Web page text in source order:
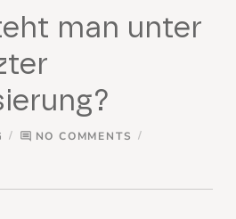
man unter
comment NO COMMENTS